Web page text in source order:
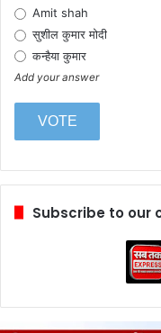
Amit shah
सुशील कुमार मोदी
कन्हैया कुमार
Add your answer
Subscribe to our